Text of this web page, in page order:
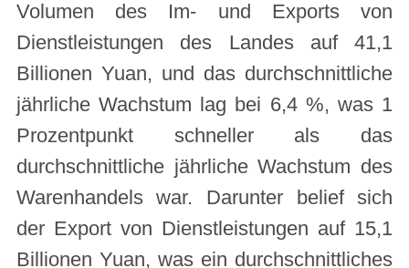
Volumen des Im- und Exports von
Dienstleistungen des Landes auf 41,1
Billionen Yuan, und das durchschnittliche
jährliche Wachstum lag bei 6,4 %, was 1
Prozentpunkt schneller als das
durchschnittliche jährliche Wachstum des
Warenhandels war. Darunter belief sich
der Export von Dienstleistungen auf 15,1
Billionen Yuan, was ein durchschnittliches